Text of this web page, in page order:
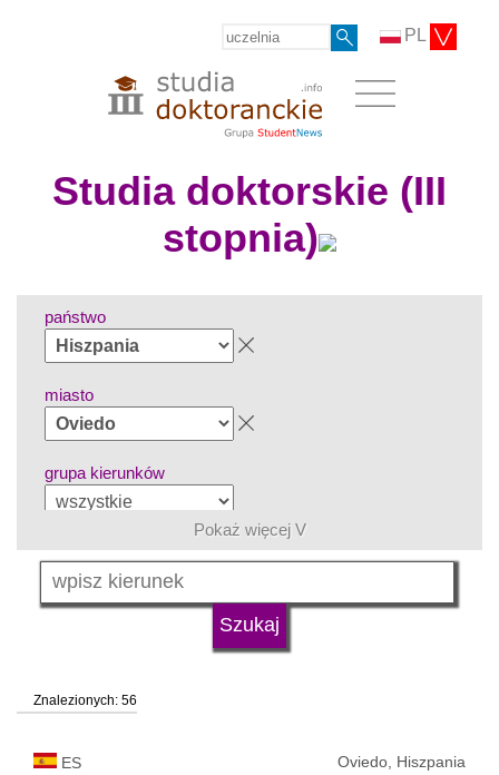
PL
Studia doktorskie (III
stopnia)
państwo
miasto
grupa kierunków
język
status uczelni
Pokaż więcej V
Znalezionych: 56
ES Oviedo, Hiszpania